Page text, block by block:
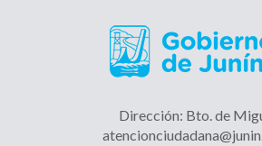
Dirección: Bto. de